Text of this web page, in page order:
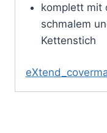
komplett mit
schmalem
Kettenstich